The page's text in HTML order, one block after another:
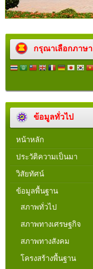
กรุณาเลือกภาษา
ข้อมูลทั่วไป
หน้าหลัก
ประวัติความเป็นมา
วิสัยทัศน์
ข้อมูลพื้นฐาน
สภาพทั่วไป
สภาพทางเศรษฐกิจ
สภาพทางสังคม
โครงสร้างพื้นฐาน